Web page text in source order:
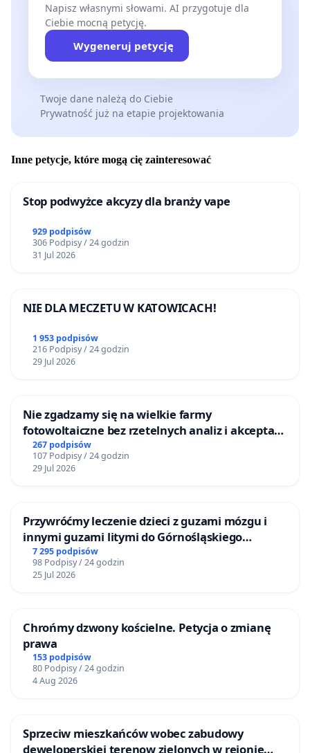
Napisz własnymi słowami. AI przygotuje dla
Ciebie mocną petycję.
Wygeneruj petycję
Twoje dane należą do Ciebie
Prywatność już na etapie projektowania
Inne petycje, które mogą cię zainteresować
Stop podwyżce akcyzy dla branży vape
929 podpisów
306 Podpisy / 24 godzin
31 Jul 2026
NIE DLA MECZETU W KATOWICACH!
1 953 podpisów
216 Podpisy / 24 godzin
29 Jul 2026
Nie zgadzamy się na wielkie farmy
fotowoltaiczne bez rzetelnych analiz i akceptacji
mieszkańców
267 podpisów
107 Podpisy / 24 godzin
29 Jul 2026
Przywróćmy leczenie dzieci z guzami mózgu i
innymi guzami litymi do Górnośląskiego
Centrum Zdrowia Dziecka w Katowicach
7 295 podpisów
98 Podpisy / 24 godzin
25 Jul 2026
Chrońmy dzwony kościelne. Petycja o zmianę
prawa
153 podpisów
80 Podpisy / 24 godzin
4 Aug 2026
Sprzeciw mieszkańców wobec zabudowy
deweloperskiej terenow zielonych w rejonie